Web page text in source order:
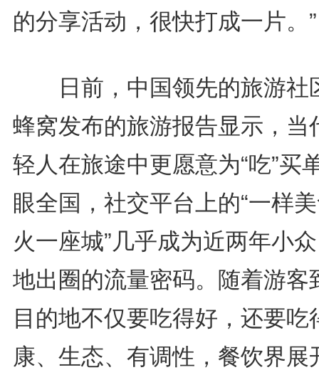
的分享活动，很快打成一片。”
日前，中国领先的旅游社
蜂窝发布的旅游报告显示，当
轻人在旅途中更愿意为“吃”买
眼全国，社交平台上的“一样
火一座城”几乎成为近两年小
地出圈的流量密码。随着游客
目的地不仅要吃得好，还要吃
康、生态、有调性，餐饮界展